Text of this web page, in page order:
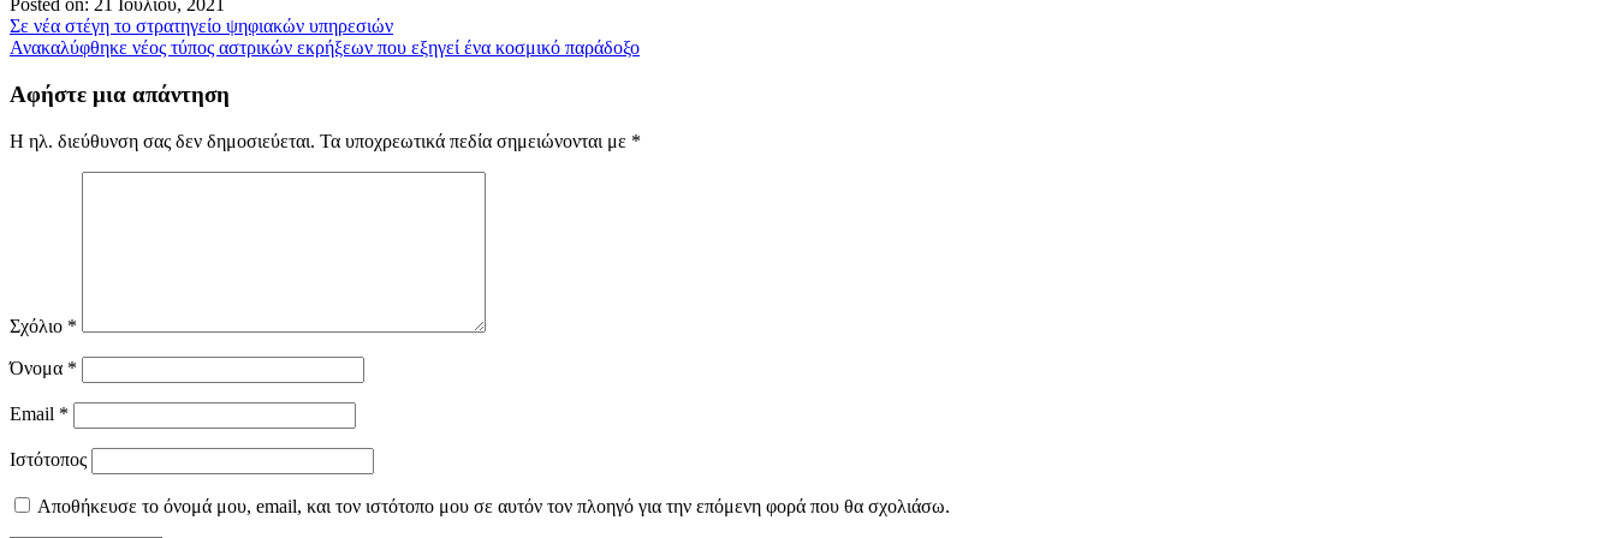
Posted on: 21 Ιουλίου, 2021
Πλοήγηση
άρθρων
Σε νέα στέγη το στρατηγείο ψηφιακών υπηρεσιών
Ανακαλύφθηκε νέος τύπος αστρικών εκρήξεων που εξηγεί ένα κοσμικό παράδοξο
Αφήστε μια απάντηση
Η ηλ. διεύθυνση σας δεν δημοσιεύεται. Τα υποχρεωτικά πεδία σημειώνονται με *
Σχόλιο *
Όνομα *
Email *
Ιστότοπος
Αποθήκευσε το όνομά μου, email, και τον ιστότοπο μου σε αυτόν τον πλοηγό για την επόμενη φορά που θα σχολιάσω.